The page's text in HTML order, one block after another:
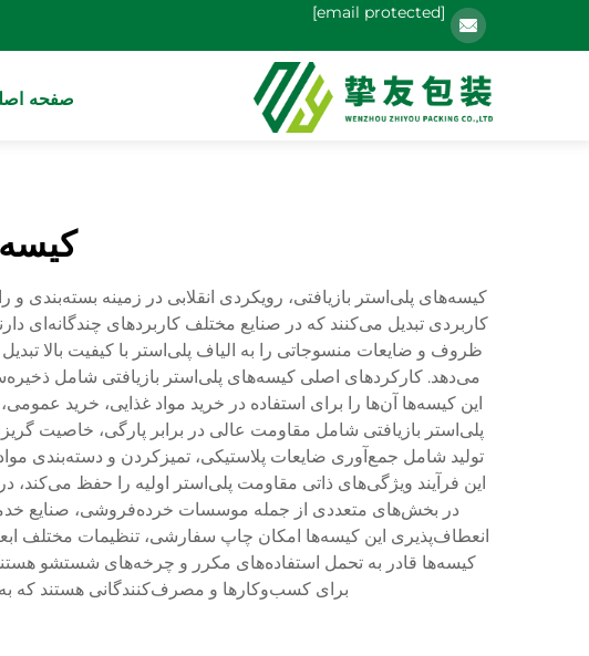
[email protected]
صفحه
کیسه‌های پلی‌استر بازیافتی، رویکردی انقلابی در زمینه
کاربردی تبدیل می‌کنند که در صنایع مختلف کاربردهای چندگانه‌ای
ظروف و ضایعات منسوجاتی را به الیاف پلی‌استر با کیفیت بالا
می‌دهد. کارکردهای اصلی کیسه‌های پلی‌استر بازیافتی شامل
این کیسه‌ها آن‌ها را برای استفاده در خرید مواد غذایی، خرید
پلی‌استر بازیافتی شامل مقاومت عالی در برابر پارگی، خاصیت
تولید شامل جمع‌آوری ضایعات پلاستیکی، تمیزکردن و دسته‌بندی
این فرآیند ویژگی‌های ذاتی مقاومت پلی‌استر اولیه را حفظ می‌کند،
در بخش‌های متعددی از جمله موسسات خرده‌فروشی، صنایع
انعطاف‌پذیری این کیسه‌ها امکان چاپ سفارشی، تنظیمات مختلف
کیسه‌ها قادر به تحمل استفاده‌های مکرر و چرخه‌های شستشو هستند و
برای کسب‌وکارها و مصرف‌کنندگانی هستند که